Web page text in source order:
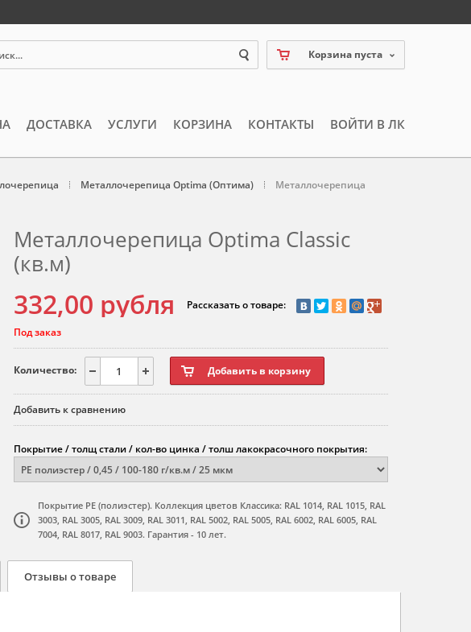
Корзина пуста
ДОСТАВКА УСЛУГИ КОРЗИНА КОНТАКТЫ ВОЙТИ В ЛК
Металлочерепица Optima (Оптима)
Металлочерепица
Металлочерепица Optima Classic
(кв.м)
332,00 рубля
Под заказ
Рассказать о товаре:
Количество:
Добавить к сравнению
Покрытие / толщ стали / кол-во цинка / толш лакокрасочного покрытия:
Покрытие РЕ (полиэстер). Коллекция цветов Классика: RAL 1014, RAL 1015, RAL
3003, RAL 3005, RAL 3009, RAL 3011, RAL 5002, RAL 5005, RAL 6002, RAL 6005, RAL
7004, RAL 8017, RAL 9003. Гарантия - 10 лет.
Отзывы о товаре